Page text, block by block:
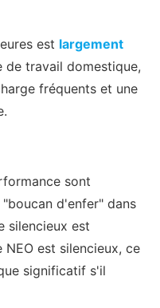
est largement
de travail domestique,
fréquents et une
sont
d'enfer" dans
silencieux est
est silencieux, ce
significatif s'il